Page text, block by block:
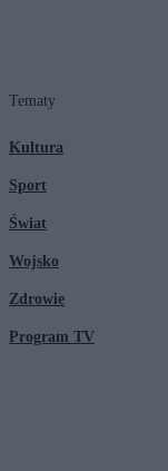
Tematy
Kultura
Sport
Świat
Wojsko
Zdrowie
Program TV